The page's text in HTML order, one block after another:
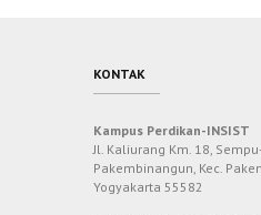
KONTAK
Kampus Perdikan-INSIST
Jl. Kaliurang Km. 18,
Pakembinangun, Kec.
Yogyakarta 55582